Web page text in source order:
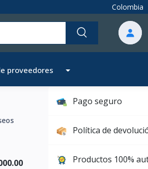
Colombia
proveedores
Pago seguro
Política de
Productos 100%